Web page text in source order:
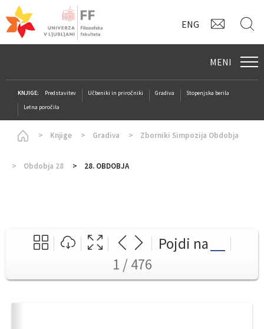
ENG
MENI
KNJIGE: Predstavitev Učbeniki in priročniki Gradiva
Stopenjska berila
Letna poročila
Homepage
Knjige Gradiva Zborniki Simpozija Obdobja
Obdobja 28 28. OBDOBJA
Pojdi na
1 / 476